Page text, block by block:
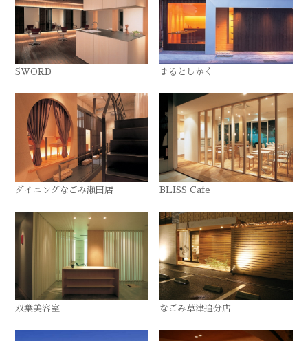
SWORD まるとしかく
ダイニングなごみ瀬田店 BLISS Cafe
双葉美容室 なごみ草津追分店